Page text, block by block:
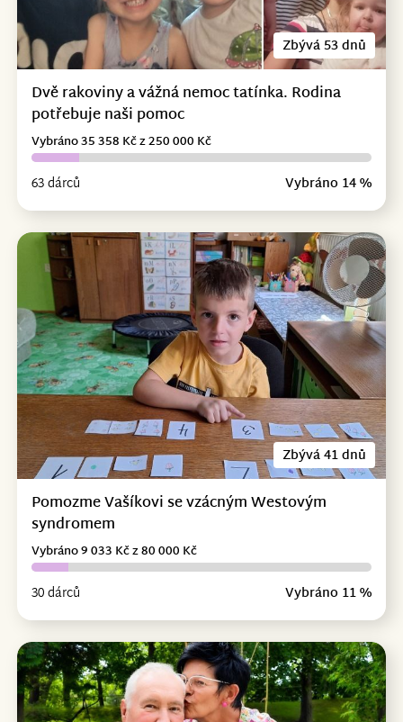
Zbývá 53 dnů
Dvě rakoviny a vážná nemoc tatínka. Rodina
potřebuje naši pomoc
63 dárců Vybráno 14 %
Vybráno 35 358 Kč z 250 000 Kč
Zbývá 41 dnů
Pomozme Vašíkovi se vzácným Westovým
syndromem
30 dárců Vybráno 11 %
Vybráno 9 033 Kč z 80 000 Kč